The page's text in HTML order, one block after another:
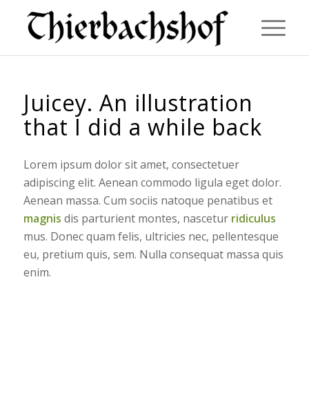
Juicey. An illustration
that I did a while back
Lorem ipsum dolor sit amet, consectetuer
adipiscing elit. Aenean commodo ligula eget dolor.
Aenean massa. Cum sociis natoque penatibus et
magnis dis parturient montes, nascetur ridiculus
mus. Donec quam felis, ultricies nec, pellentesque
eu, pretium quis, sem. Nulla consequat massa quis
enim.